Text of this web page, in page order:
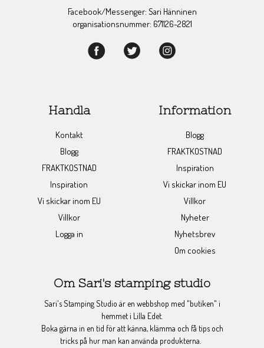
Facebook/Messenger: Sari Hänninen
organisationsnummer: 671126-2821
Handla
Kontakt
Blogg
FRAKTKOSTNAD
Inspiration
Vi skickar inom EU
Villkor
Logga in
Information
Blogg
FRAKTKOSTNAD
Inspiration
Vi skickar inom EU
Villkor
Nyheter
Nyhetsbrev
Om cookies
Om Sari's stamping studio
Sari's Stamping Studio är en webbshop med "butiken" i
hemmet i Lilla Edet.
Boka gärna in en tid för att känna, klämma och få tips och
tricks på hur man kan använda produkterna.